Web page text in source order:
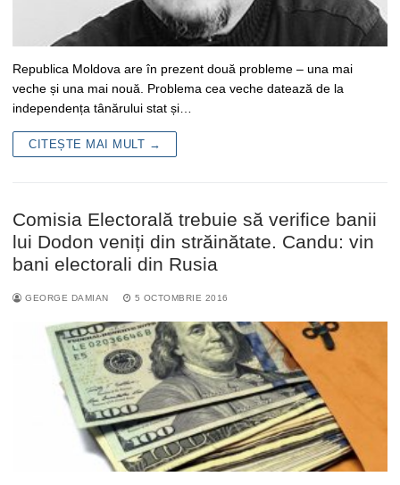
Republica Moldova are în prezent două probleme – una mai
veche și una mai nouă. Problema cea veche datează de la
independența tânărului stat și…
CITEȘTE MAI MULT →
Comisia Electorală trebuie să verifice banii
lui Dodon veniți din străinătate. Candu: vin
bani electorali din Rusia
GEORGE DAMIAN 5 OCTOMBRIE 2016